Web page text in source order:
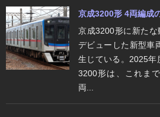
京成3200形 4両編成
京成3200形に新た
デビューした新型車
生じている。2025年
3200形は、これま
両...